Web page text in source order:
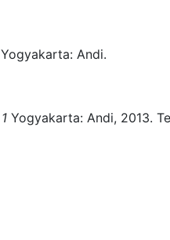
Yogyakarta: Andi.
1 Yogyakarta: Andi, 2013.